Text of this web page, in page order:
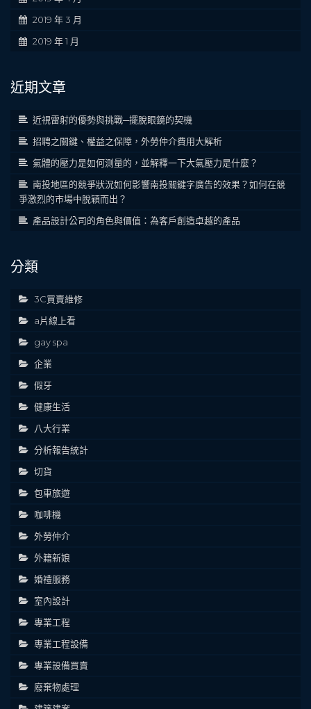
2019 年 3 月
2019 年 1 月
近期文章
近視雷射的優勢與挑戰─擺脫眼鏡的契機
招聘之關鍵、權益之保障，外勞仲介費用大解析
氣體的壓力是如何測量的，並解釋一下大氣壓力是什麼？
南投地區的競爭狀況如何影響南投關鍵字廣告的效果？如何在競
爭激烈的市場中脫穎而出？
產品設計公司的角色與價值：為客戶創造卓越的產品
分類
3C買賣維修
a片線上看
gay spa
企業
假牙
健康生活
八大行業
分析報告統計
切貨
包車旅遊
咖啡機
外勞仲介
外籍新娘
婚禮服務
室內設計
專業工程
專業工程設備
專業設備買賣
廢棄物處理